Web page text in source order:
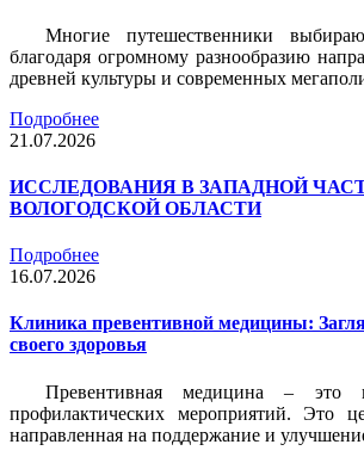
Многие путешественники
благодаря огромному разнообразию
древней культуры и современных
Подробнее
21.07.2026
ИССЛЕДОВАНИЯ В ЗАПАДНОЙ
ВОЛОГОДСКОЙ ОБЛАСТИ
Подробнее
16.07.2026
Клиника превентивной медицины:
своего здоровья
Превентивная медицина – это
профилактических мероприятий. Это
направленная на поддержание и